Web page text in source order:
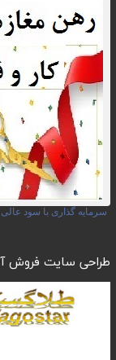
سرمایه گذاری با سود عالی
طراحی سایت فروش